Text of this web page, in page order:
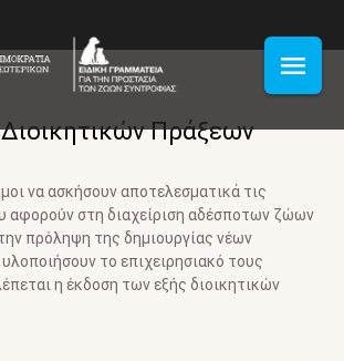
Διοικητικών Πράξεων
να ασκήσουν αποτελεσματικά τις
αφορούν στη διαχείριση αδέσποτων ζώων
πρόληψη της δημιουργίας νέων
το επιχειρησιακό τους
η έκδοση των εξής διοικητικών